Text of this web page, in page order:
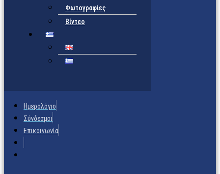
Φωτογραφίες
Βίντεο
Ημερολόγιο
Σύνδεσμοι
Επικοινωνία